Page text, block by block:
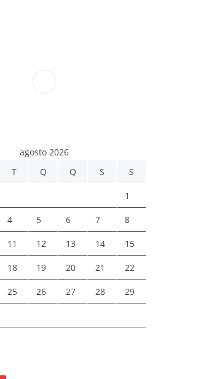
agosto 2026
T Q Q S S
1
4 5 6 7 8
11 12 13 14 15
18 19 20 21 22
25 26 27 28 29